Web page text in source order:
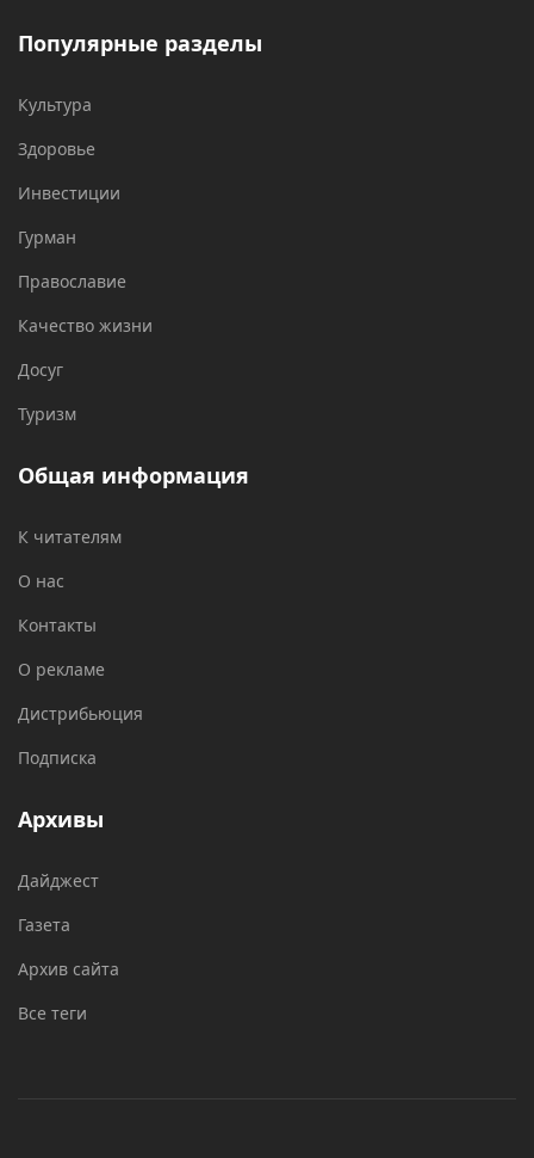
Популярные разделы
Культура
Здоровье
Инвестиции
Гурман
Православие
Качество жизни
Досуг
Туризм
Общая информация
К читателям
О нас
Контакты
О рекламе
Дистрибьюция
Подписка
Архивы
Дайджест
Газета
Архив сайта
Все теги